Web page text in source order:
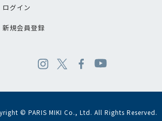
ログイン
新規会員登録
© PARIS MIKI Co., Ltd. All Rights Reserved.